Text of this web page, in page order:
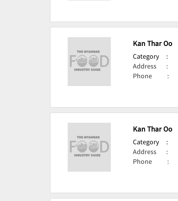
Kan Thar Oo
Category :
Address
:
Phone
:
Kan Thar Oo
Category :
Address
:
Phone
: